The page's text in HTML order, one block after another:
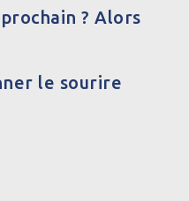
? Alors
le sourire